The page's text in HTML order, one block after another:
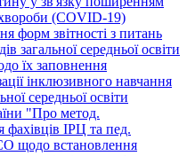
хвороби (COVID-19)
форм звітності з питань
загальної середньої освіти
їх заповнення
інклюзивного навчання
середньої освіти
"Про метод.
фахівців ІРЦ та пед.
щодо встановлення